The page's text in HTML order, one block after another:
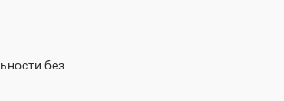
без